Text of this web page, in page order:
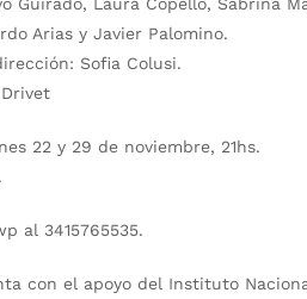
Arias y Javier Palomino.
: Sofia Colusi.
22 y 29 de noviembre, 21hs.
al 3415765535.
con el apoyo del Instituto